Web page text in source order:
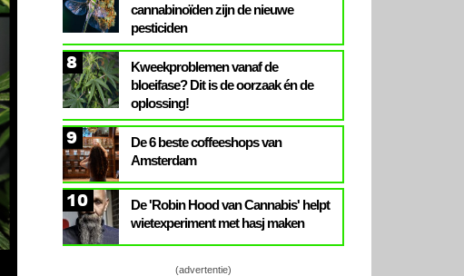
cannabinoïden zijn de nieuwe
pesticiden
8
Kweekproblemen vanaf de
bloeifase? Dit is de oorzaak én de
oplossing!
9
De 6 beste coffeeshops van
Amsterdam
10
De 'Robin Hood van Cannabis' helpt
wietexperiment met hasj maken
(advertentie)